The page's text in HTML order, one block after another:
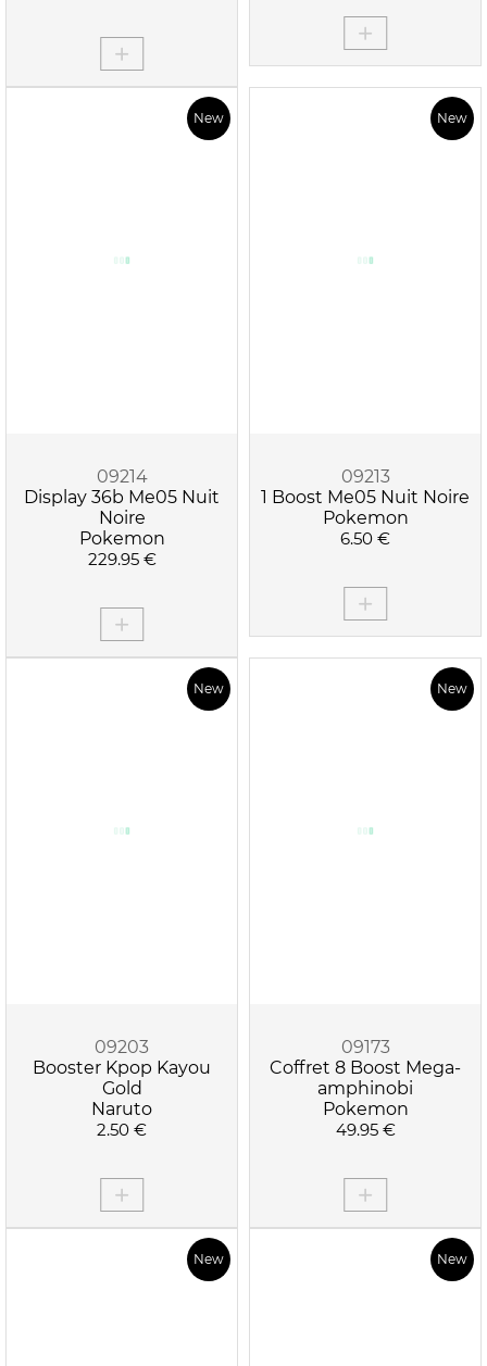
New
09214
Display 36b Me05 Nuit
Noire
Pokemon
229.95 €
New
09213
1 Boost Me05 Nuit Noire
Pokemon
6.50 €
New
09203
Booster Kpop Kayou
Gold
Naruto
2.50 €
New
09173
Coffret 8 Boost Mega-
amphinobi
Pokemon
49.95 €
New New